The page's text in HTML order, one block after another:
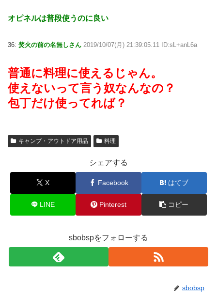
オピネルは普段使うのに良い
36: 焚火の前の名無しさん 2019/10/07(月) 21:39:05.11 ID:sL+anL6a
普通に料理に使えるじゃん。
使えないって言う奴なんなの？
包丁だけ使ってれば？
キャンプ・アウトドア用品 料理
シェアする
X Facebook はてブ
LINE Pinterest コピー
sbobspをフォローする
sbobsp